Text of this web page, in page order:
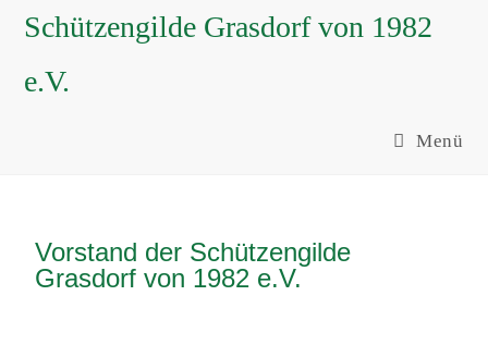
Schützengilde Grasdorf von 1982
e.V.
Menü
Vorstand der Schützengilde
Grasdorf von 1982 e.V.